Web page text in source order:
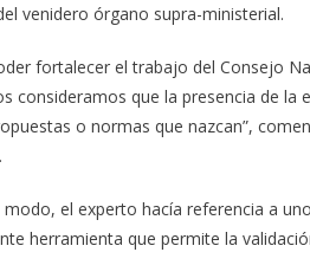
venidero órgano supra-ministerial.
fortalecer el trabajo del Consejo
consideramos que la presencia de la
o normas que nazcan”,
modo, el experto hacía referencia a
herramienta que permite la